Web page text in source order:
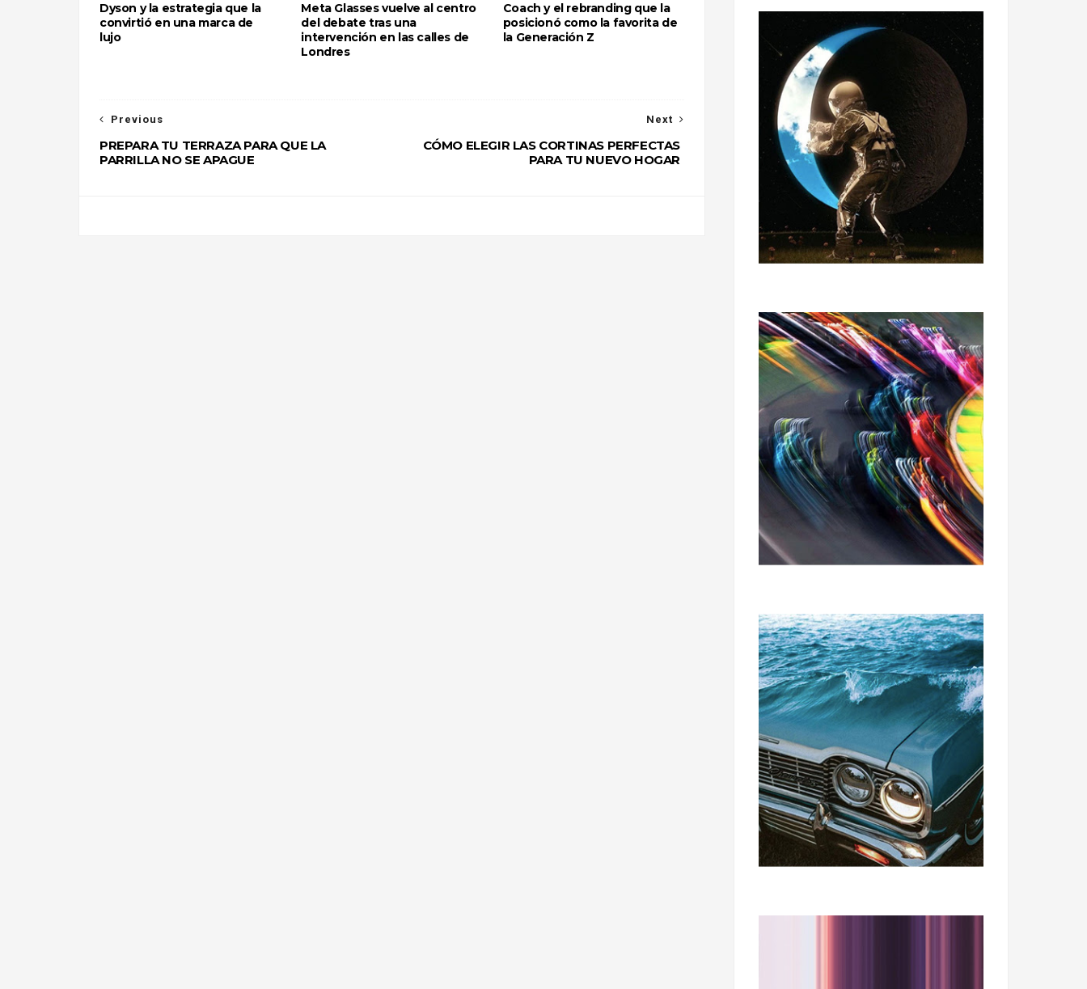
Dyson y la estrategia que la
convirtió en una marca de
lujo
Meta Glasses vuelve al centro
del debate tras una
intervención en las calles de
Londres
Coach y el rebranding que la
posicionó como la favorita de
la Generación Z
Next
CÓMO ELEGIR LAS CORTINAS PERFECTAS
PARA TU NUEVO HOGAR
Previous
PREPARA TU TERRAZA PARA QUE LA
PARRILLA NO SE APAGUE